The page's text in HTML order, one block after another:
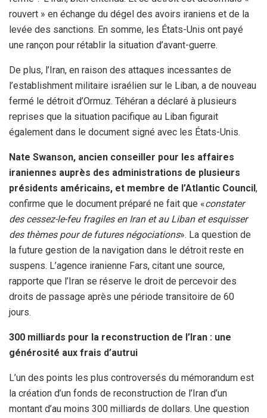
rouvert » en échange du dégel des avoirs iraniens et de la
levée des sanctions. En somme, les États-Unis ont payé
une rançon pour rétablir la situation d’avant-guerre.
De plus, l’Iran, en raison des attaques incessantes de
l’establishment militaire israélien sur le Liban, a de nouveau
fermé le détroit d’Ormuz. Téhéran a déclaré à plusieurs
reprises que la situation pacifique au Liban figurait
également dans le document signé avec les États-Unis.
Nate Swanson, ancien conseiller pour les affaires
iraniennes auprès des administrations de plusieurs
présidents américains, et membre de l’Atlantic Council ,
confirme que le document préparé ne fait que «constater
des cessez-le-feu fragiles en Iran et au Liban et esquisser
des thèmes pour de futures négociations». La question de
la future gestion de la navigation dans le détroit reste en
suspens. L’agence iranienne Fars, citant une source,
rapporte que l’Iran se réserve le droit de percevoir des
droits de passage après une période transitoire de 60
jours.
300 milliards pour la reconstruction de l’Iran : une
générosité aux frais d’autrui
L’un des points les plus controversés du mémorandum est
la création d’un fonds de reconstruction de l’Iran d’un
montant d’au moins 300 milliards de dollars. Une question